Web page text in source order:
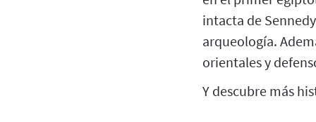
intacta de
arqueología.
orientales y
Y descubre más